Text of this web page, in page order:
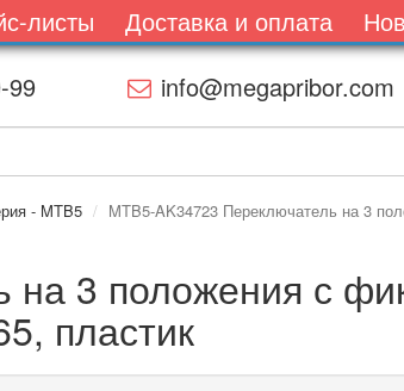
листы Доставка и оплата
99
info@megapribor.com
- MTB5
MTB5-AK34723 Переключатель на 3
3 положения с
пластик